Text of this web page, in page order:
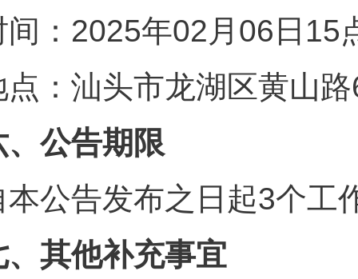
间：2025年02月06日15
点：汕头市龙湖区黄山
、公告期限
本公告发布之日起3个工
、其他补充事宜